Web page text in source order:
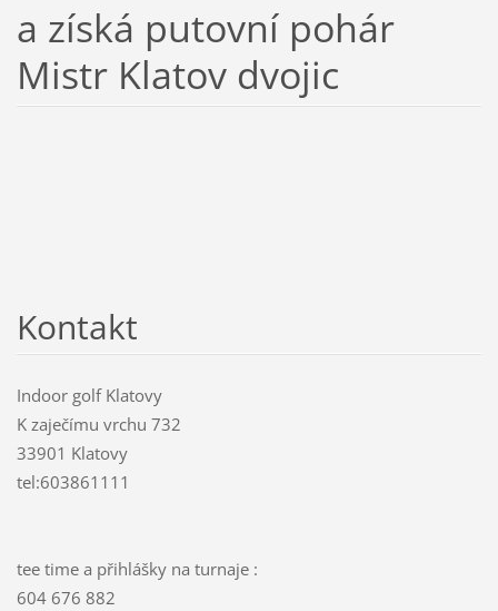
a získá putovní pohár
Mistr Klatov dvojic
Kontakt
Indoor golf Klatovy
K zaječímu vrchu 732
33901 Klatovy
tel:603861111
tee time a přihlášky na turnaje :
604 676 882